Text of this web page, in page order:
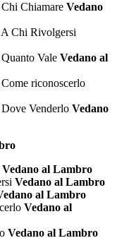
Chiamare Vedano
Chi Rivolgersi
Vale Vedano al
riconoscerlo
Venderlo Vedano
Vedano al Lambro
Vedano al Lambro
al Lambro
Vedano al
Vedano al Lambro